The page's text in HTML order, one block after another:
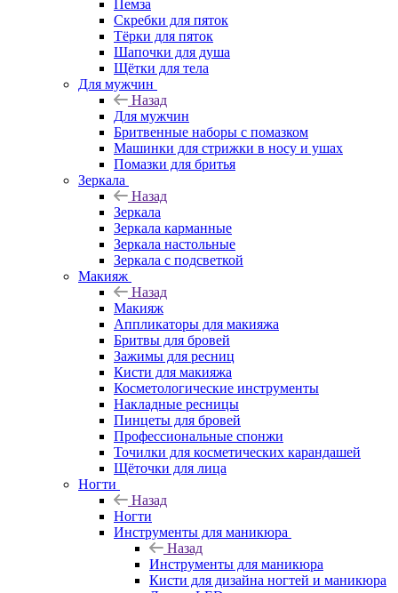
Пемза
Скребки для пяток
Тёрки для пяток
Шапочки для душа
Щётки для тела
Для мужчин
Назад
Для мужчин
Бритвенные наборы с помазком
Машинки для стрижки в носу и ушах
Помазки для бритья
Зеркала
Назад
Зеркала
Зеркала карманные
Зеркала настольные
Зеркала с подсветкой
Макияж
Назад
Макияж
Аппликаторы для макияжа
Бритвы для бровей
Зажимы для ресниц
Кисти для макияжа
Косметологические инструменты
Накладные ресницы
Пинцеты для бровей
Профессиональные спонжи
Точилки для косметических карандашей
Щёточки для лица
Ногти
Назад
Ногти
Инструменты для маникюра
Назад
Инструменты для маникюра
Кисти для дизайна ногтей и маникюра